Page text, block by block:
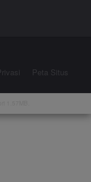
Peta Situs